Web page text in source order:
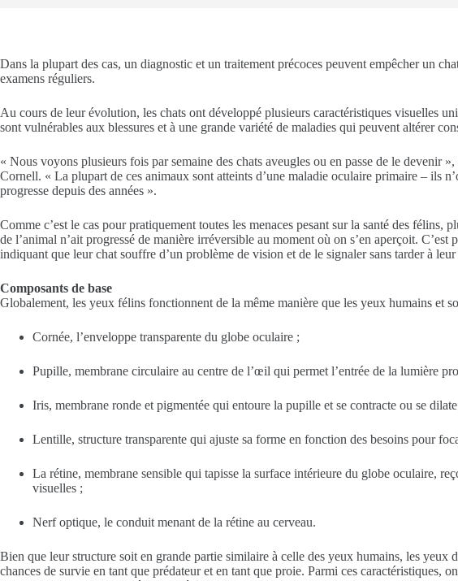
Dans la plupart des cas, un diagnostic et un traitement précoces peuvent empêcher un
examens réguliers.
Au cours de leur évolution, les chats ont développé plusieurs caractéristiques visuelles
sont vulnérables aux blessures et à une grande variété de maladies qui peuvent altérer
« Nous voyons plusieurs fois par semaine des chats aveugles ou en passe de le
Cornell. « La plupart de ces animaux sont atteints d’une maladie oculaire primaire – ils
progresse depuis des années ».
Comme c’est le cas pour pratiquement toutes les menaces pesant sur la santé des
de l’animal n’ait progressé de manière irréversible au moment où on s’en aperçoit.
indiquant que leur chat souffre d’un problème de vision et de le signaler sans tarder à
Composants de base
Globalement, les yeux félins fonctionnent de la même manière que les yeux humains et
Cornée, l’enveloppe transparente du globe oculaire ;
Pupille, membrane circulaire au centre de l’œil qui permet l’entrée de la lumière
Iris, membrane ronde et pigmentée qui entoure la pupille et se contracte ou se
Lentille, structure transparente qui ajuste sa forme en fonction des besoins pour
La rétine, membrane sensible qui tapisse la surface intérieure du globe oculaire,
visuelles ;
Nerf optique, le conduit menant de la rétine au cerveau.
Bien que leur structure soit en grande partie similaire à celle des yeux humains, les
chances de survie en tant que prédateur et en tant que proie. Parmi ces